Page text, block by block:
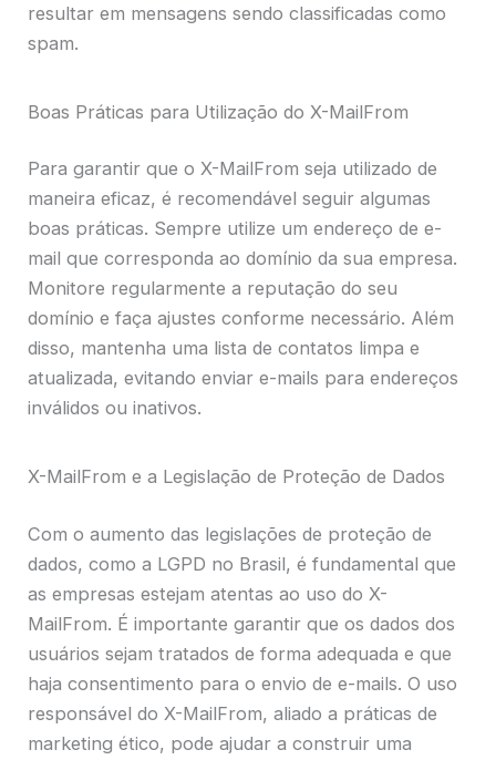
resultar em mensagens sendo classificadas como
spam.
Boas Práticas para Utilização do X-MailFrom
Para garantir que o X-MailFrom seja utilizado de
maneira eficaz, é recomendável seguir algumas
boas práticas. Sempre utilize um endereço de e-
mail que corresponda ao domínio da sua empresa.
Monitore regularmente a reputação do seu
domínio e faça ajustes conforme necessário. Além
disso, mantenha uma lista de contatos limpa e
atualizada, evitando enviar e-mails para endereços
inválidos ou inativos.
X-MailFrom e a Legislação de Proteção de Dados
Com o aumento das legislações de proteção de
dados, como a LGPD no Brasil, é fundamental que
as empresas estejam atentas ao uso do X-
MailFrom. É importante garantir que os dados dos
usuários sejam tratados de forma adequada e que
haja consentimento para o envio de e-mails. O uso
responsável do X-MailFrom, aliado a práticas de
marketing ético, pode ajudar a construir uma